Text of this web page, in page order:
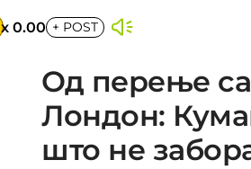
x 0.00 + POST
Од перење
Лондон:
што не